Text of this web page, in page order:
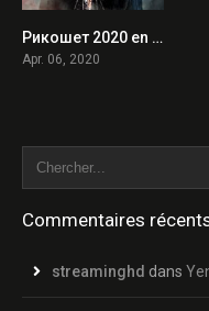
0Рикошет 2020 en Streaming HD Gratuit !
Apr. 06, 2020
Commentaires
streaminghd dans